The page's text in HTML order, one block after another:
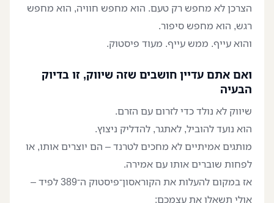
הצרכן לא מחפש רק טעם. הוא מחפש חוויה, הוא מחפש
רגש, הוא מחפש סיפור.
והוא עייף. ממש עייף. מעוד פיסטוק.
ואם אתם עדיין חושבים שזה שיווק, זו בדיוק
הבעיה
שיווק לא נולד כדי לזרום עם הזרם.
הוא נועד להוביל, לאתגר, להדליק ניצוץ.
מותגים אמיתיים לא מחכים לטרנד – הם יוצרים אותו, או
לפחות שוברים אותו עם אמירה.
אז במקום להעלות את הקוראסון־פיסטוק ה־389 לפיד –
אולי תשאלו את עצמכם: